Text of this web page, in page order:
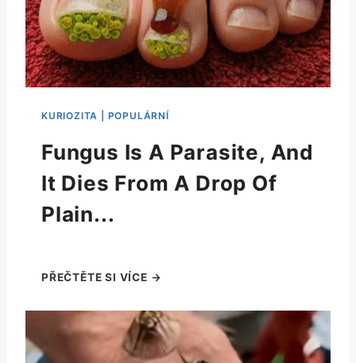
Fungus Is A Parasite, And
It Dies From A Drop Of
Plain...